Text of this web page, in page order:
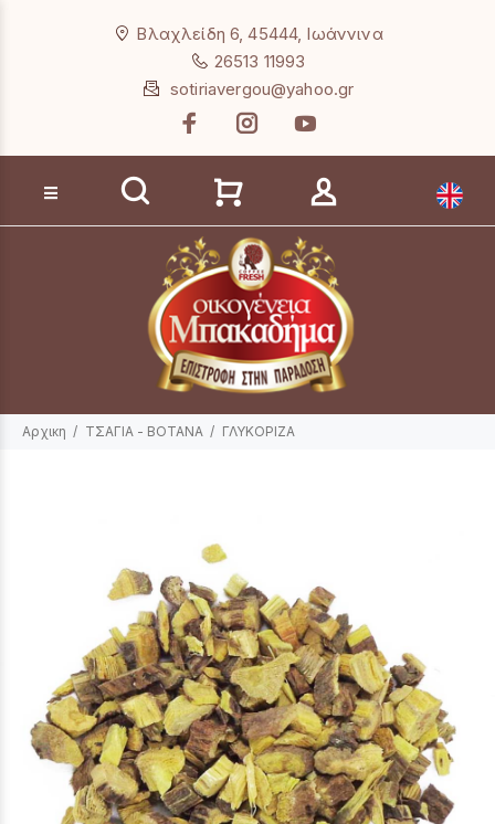
Βλαχλείδη 6, 45444, Ιωάννινα
26513 11993
sotiriavergou@yahoo.gr
Αναζήτηση προϊόντων
Αρχικη ΤΣΑΓΙΑ - ΒΟΤΑΝΑ ΓΛΥΚΟΡΙΖΑ